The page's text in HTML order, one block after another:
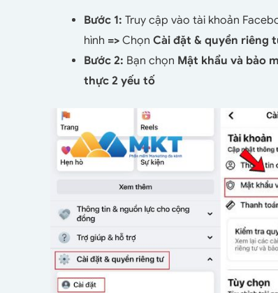
Bước 1: Truy cập vào tài khoản
hình => Chọn Cài đặt & quyền riêng
Bước 2: Bạn chọn Mật khẩu và bảo
thực 2 yếu tố